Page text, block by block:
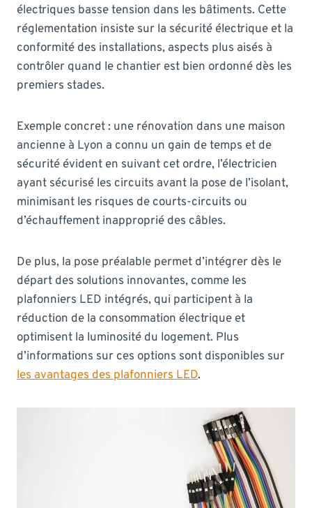
électriques basse tension dans les bâtiments. Cette
réglementation insiste sur la sécurité électrique et la
conformité des installations, aspects plus aisés à
contrôler quand le chantier est bien ordonné dès les
premiers stades.
Exemple concret : une rénovation dans une maison
ancienne à Lyon a connu un gain de temps et de
sécurité évident en suivant cet ordre, l’électricien
ayant sécurisé les circuits avant la pose de l’isolant,
minimisant les risques de courts-circuits ou
d’échauffement inapproprié des câbles.
De plus, la pose préalable permet d’intégrer dès le
départ des solutions innovantes, comme les
plafonniers LED intégrés, qui participent à la
réduction de la consommation électrique et
optimisent la luminosité du logement. Plus
d’informations sur ces options sont disponibles sur
les avantages des plafonniers LED.